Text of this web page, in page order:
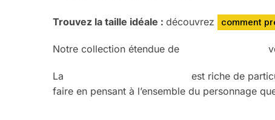
Trouvez la taille idéale :découvrez comment
Notre collection étendue de
La est riche de
faire en pensant à l’ensemble du personnage